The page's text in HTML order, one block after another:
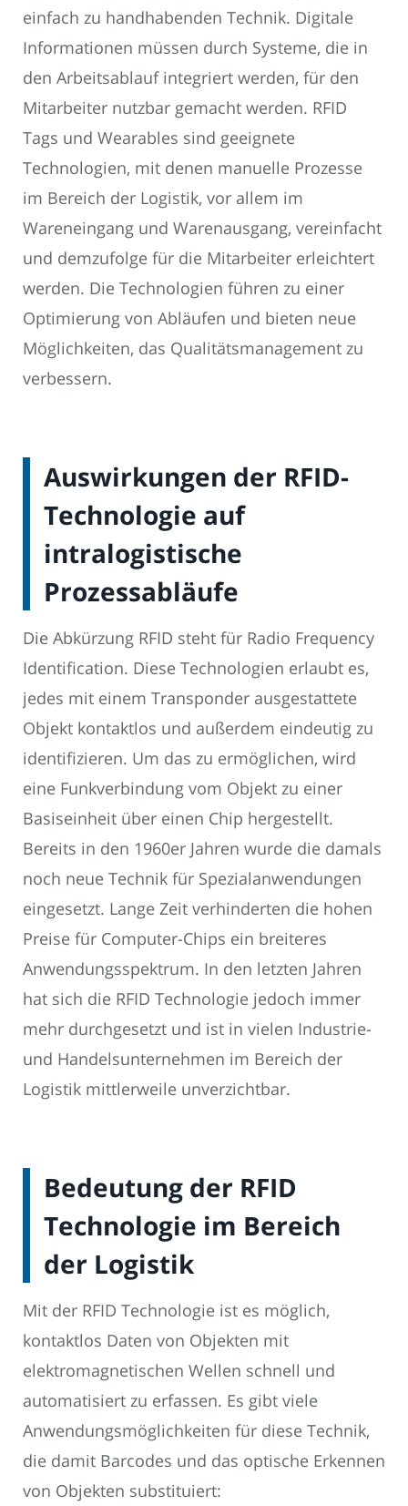
einfach zu handhabenden Technik. Digitale
Informationen müssen durch Systeme, die in
den Arbeitsablauf integriert werden, für den
Mitarbeiter nutzbar gemacht werden. RFID
Tags und Wearables sind geeignete
Technologien, mit denen manuelle Prozesse
im Bereich der Logistik, vor allem im
Wareneingang und Warenausgang, vereinfacht
und demzufolge für die Mitarbeiter erleichtert
werden. Die Technologien führen zu einer
Optimierung von Abläufen und bieten neue
Möglichkeiten, das Qualitätsmanagement zu
verbessern.
Auswirkungen der RFID-
Technologie auf
intralogistische
Prozessabläufe
Die Abkürzung RFID steht für Radio Frequency
Identification. Diese Technologien erlaubt es,
jedes mit einem Transponder ausgestattete
Objekt kontaktlos und außerdem eindeutig zu
identifizieren. Um das zu ermöglichen, wird
eine Funkverbindung vom Objekt zu einer
Basiseinheit über einen Chip hergestellt.
Bereits in den 1960er Jahren wurde die damals
noch neue Technik für Spezialanwendungen
eingesetzt. Lange Zeit verhinderten die hohen
Preise für Computer-Chips ein breiteres
Anwendungsspektrum. In den letzten Jahren
hat sich die RFID Technologie jedoch immer
mehr durchgesetzt und ist in vielen Industrie-
und Handelsunternehmen im Bereich der
Logistik mittlerweile unverzichtbar.
Bedeutung der RFID
Technologie im Bereich
der Logistik
Mit der RFID Technologie ist es möglich,
kontaktlos Daten von Objekten mit
elektromagnetischen Wellen schnell und
automatisiert zu erfassen. Es gibt viele
Anwendungsmöglichkeiten für diese Technik,
die damit Barcodes und das optische Erkennen
von Objekten substituiert: